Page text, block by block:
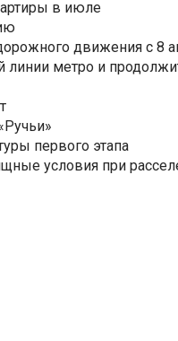
в июле
движения с 8
метро и
первого этапа
условия при